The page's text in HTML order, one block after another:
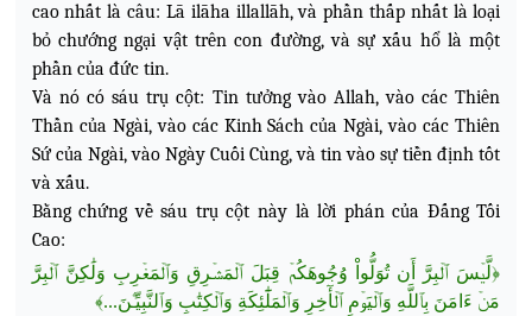
cao nhất là câu: Lā ilāha illallāh, và phần thấp nhất là loại
bỏ chướng ngại vật trên con đường, và sự xấu hổ là một
phần của đức tin.
Và nó có sáu trụ cột: Tin tưởng vào Allah, vào các Thiên
Thần của Ngài, vào các Kinh Sách của Ngài, vào các Thiên
Sứ của Ngài, vào Ngày Cuối Cùng, và tin vào sự tiền định tốt
và xấu.
Bằng chứng về sáu trụ cột này là lời phán của Đấng Tối
Cao:
﴿لَّيۡسَ ٱلۡبِرَّ أَن تُوَلُّواْ وُجُوهَكُمۡ قِبَلَ ٱلۡمَشۡرِقِ وَٱلۡمَغۡرِبِ وَلَٰكِنَّ ٱلۡبِرَّ
مَنۡ ءَامَنَ بِٱللَّهِ وَٱلۡيَوۡمِ ٱلۡأٓخِرِ وَٱلۡمَلَٰٓئِكَةِ وَٱلۡكِتَٰبِ وَٱلنَّبِيِّـۧنَ...﴾